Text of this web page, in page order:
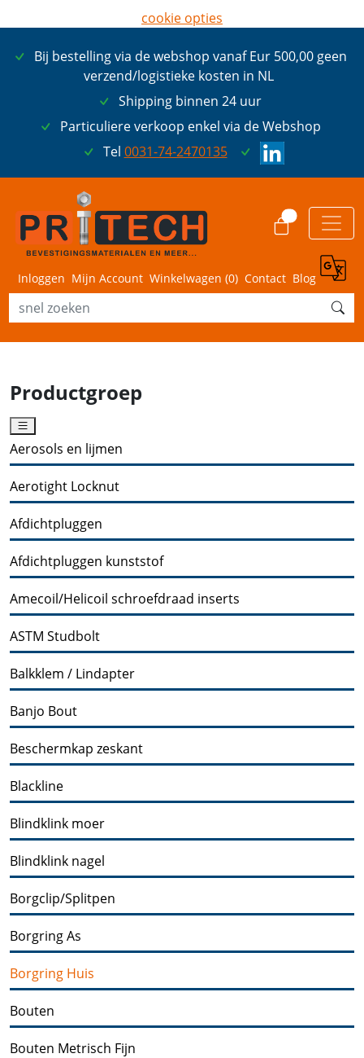
Bij bestelling via de webshop vanaf Eur 500,00 geen
verzend/logistieke kosten in NL
Shipping binnen 24 uur
Particuliere verkoop enkel via de Webshop
Tel 0031-74-2470135
Inloggen Mijn Account Winkelwagen (0) Contact Blog
Productgroep
Aerosols en lijmen
Aerotight Locknut
Afdichtpluggen
Afdichtpluggen kunststof
Amecoil/Helicoil schroefdraad inserts
ASTM Studbolt
Balkklem / Lindapter
Banjo Bout
Beschermkap zeskant
Blackline
Blindklink moer
Blindklink nagel
Borgclip/Splitpen
Borgring As
Borgring Huis
Bouten
Bouten Metrisch Fijn
cookie opties
ik ga akkoord met cookies